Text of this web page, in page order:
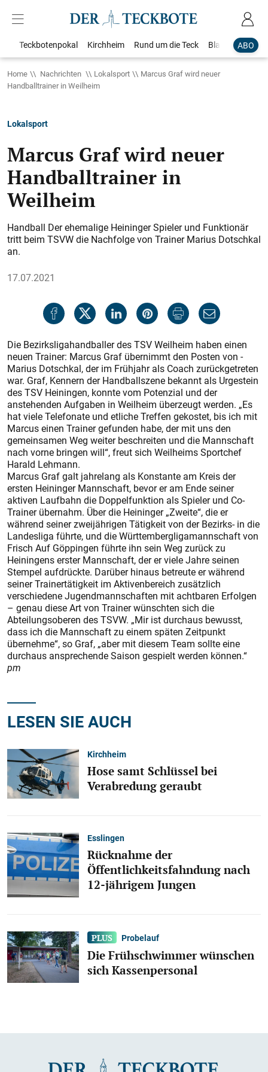
ABO
Teckbotenpokal Kirchheim Rund um die Teck Blaulicht
Home Nachrichten Lokalsport
Marcus Graf wird neuer
Handballtrainer in Weilheim
Lokalsport
Marcus Graf wird neuer
Handballtrainer in
Weilheim
Handball Der ehemalige Heininger Spieler und Funktionär
tritt beim TSVW die Nachfolge von Trainer Marius Dotschkal
an.
17.07.2021
Die Bezirksligahand­baller des TSV Weilheim haben einen
neuen Trainer: Marcus Graf übernimmt den Posten von ­
Marius Dotschkal, der im Frühjahr als Coach zurückgetreten
war. Graf, Kennern der Handballszene bekannt als Urgestein
des TSV Heiningen, konnte vom Potenzial und der
anstehenden Aufgaben in Weilheim überzeugt werden. „Es
hat viele Telefonate und etliche Treffen gekostet, bis ich mit
Marcus einen Trainer gefunden habe, der mit uns den
gemeinsamen Weg weiter beschreiten und die Mannschaft
nach vorne bringen will“, freut sich Weilheims Sportchef
Harald Lehmann.
Marcus Graf galt jahrelang als Konstante am Kreis der
ersten Heininger Mannschaft, bevor er am Ende seiner
aktiven Laufbahn die Doppelfunktion als Spieler und Co-
Trainer übernahm. Über die Heininger „Zweite“, die er
während seiner zweijährigen Tätigkeit von der Bezirks- in die
­Landesliga führte, und die Württembergligamannschaft von
Frisch Auf Göppingen führte ihn sein Weg zurück zu
Heiningens erster Mannschaft, der er viele Jahre seinen
Stempel aufdrückte. Darüber hinaus betreute er während
seiner Trainertätigkeit im Aktivenbereich zusätzlich
verschiedene Jugendmannschaften mit achtbaren Erfolgen
– genau diese Art von Trainer wünschten sich die
Abteilungs­oberen des TSVW. „Mir ist durchaus bewusst,
dass ich die Mannschaft zu einem späten Zeitpunkt
übernehme“, so Graf, „aber mit diesem Team sollte eine
durchaus ansprechende Saison ­gespielt werden können.“
pm
LESEN SIE AUCH
Kirchheim
Hose samt Schlüssel bei
Verabredung geraubt
Esslingen
Rücknahme der
Öffentlichkeitsfahndung nach
12-jährigem Jungen
Probelauf
Die Frühschwimmer wünschen
sich Kassenpersonal